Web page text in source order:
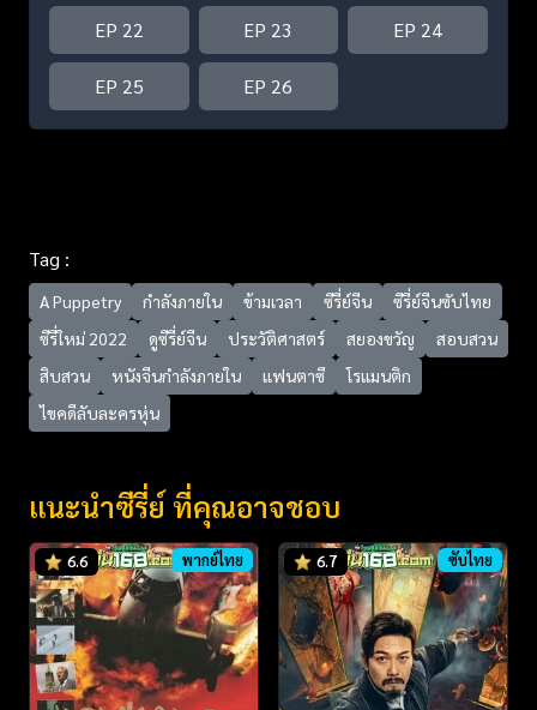
EP 22 EP 23 EP 24
EP 25 EP 26
Tag :
A Puppetry กำลังภายใน ข้ามเวลา ซีรี่ย์จีน
ซีรี่ย์จีนซับไทย
ซีรี่ใหม่ 2022
ดูซีรี่ย์จีน ประวัติศาสตร์ สยองขวัญ
สอบสวน
สิบสวน
หนังจีนกำลังภายใน แฟนตาซี
โรแมนติก
ไขคดีลับละครหุ่น
แนะนำซีรี่ย์ ที่คุณอาจชอบ
6.6 พากย์ไทย 6.7 ซับไทย